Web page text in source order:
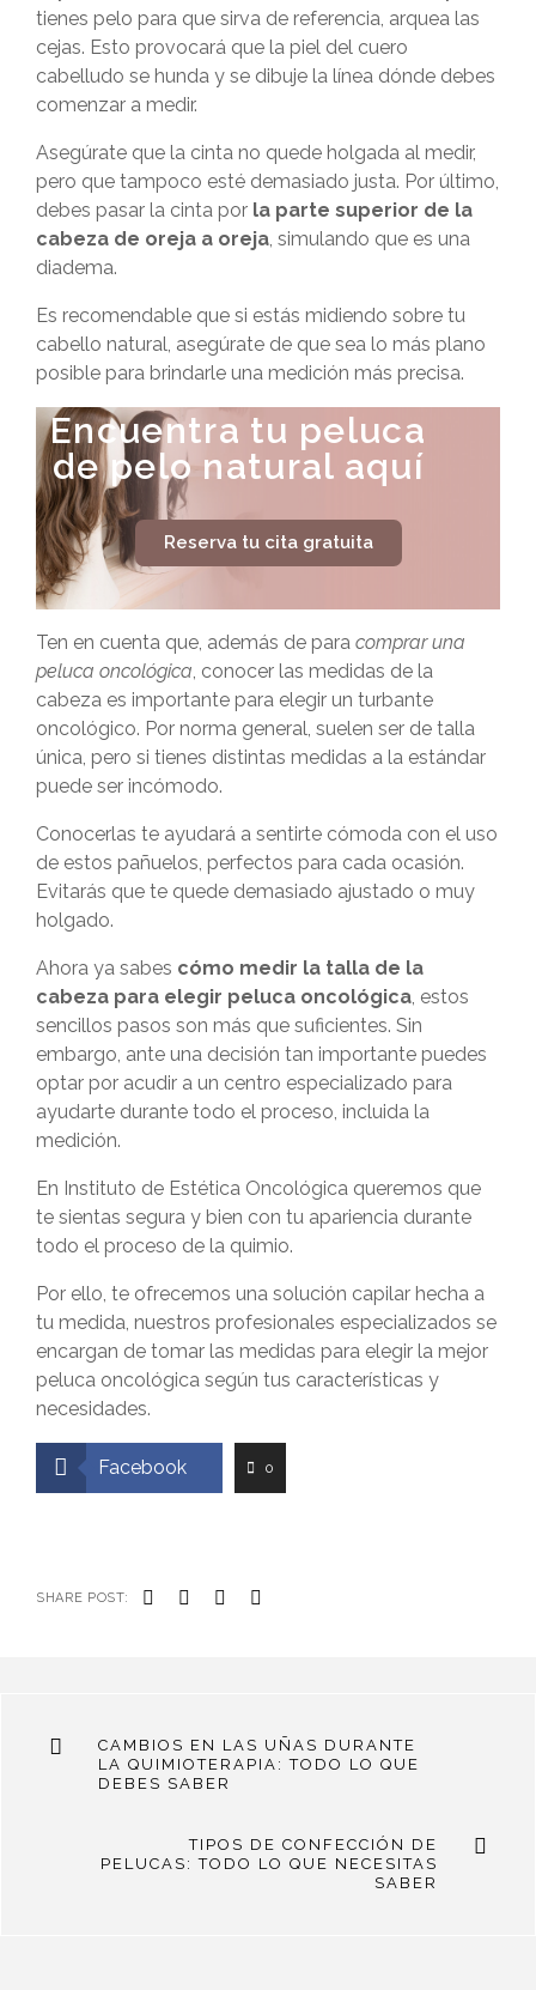
tienes pelo para que sirva de referencia, arquea las
cejas. Esto provocará que la piel del cuero
cabelludo se hunda y se dibuje la línea dónde debes
comenzar a medir.
Asegúrate que la cinta no quede holgada al medir,
pero que tampoco esté demasiado justa. Por último,
debes pasar la cinta por la parte superior de la
cabeza de oreja a oreja , simulando que es una
diadema.
Es recomendable que si estás midiendo sobre tu
cabello natural, asegúrate de que sea lo más plano
posible para brindarle una medición más precisa.
Encuentra tu peluca
de pelo natural aquí
Reserva tu cita gratuita
Ten en cuenta que, además de para comprar una
peluca oncológica , conocer las medidas de la
cabeza es importante para elegir un turbante
oncológico. Por norma general, suelen ser de talla
única, pero si tienes distintas medidas a la estándar
puede ser incómodo.
Conocerlas te ayudará a sentirte cómoda con el uso
de estos pañuelos, perfectos para cada ocasión.
Evitarás que te quede demasiado ajustado o muy
holgado.
Ahora ya sabes cómo medir la talla de la
cabeza para elegir peluca oncológica , estos
sencillos pasos son más que suficientes. Sin
embargo, ante una decisión tan importante puedes
optar por acudir a un centro especializado para
ayudarte durante todo el proceso, incluida la
medición.
En Instituto de Estética Oncológica queremos que
te sientas segura y bien con tu apariencia durante
todo el proceso de la quimio.
Por ello, te ofrecemos una solución capilar hecha a
tu medida, nuestros profesionales especializados se
encargan de tomar las medidas para elegir la mejor
peluca oncológica según tus características y
necesidades.
Facebook 0
SHARE POST:
CAMBIOS EN LAS UÑAS DURANTE
LA QUIMIOTERAPIA: TODO LO QUE
DEBES SABER
TIPOS DE CONFECCIÓN DE
PELUCAS: TODO LO QUE NECESITAS
SABER